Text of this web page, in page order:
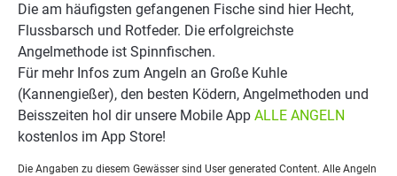
Die am häufigsten gefangenen Fische sind hier Hecht,
Flussbarsch und Rotfeder. Die erfolgreichste
Angelmethode ist Spinnfischen.
Für mehr Infos zum Angeln an Große Kuhle
(Kannengießer), den besten Ködern, Angelmethoden und
Beisszeiten hol dir unsere Mobile App ALLE ANGELN
kostenlos im App Store!
Die Angaben zu diesem Gewässer sind User generated Content. Alle Angeln